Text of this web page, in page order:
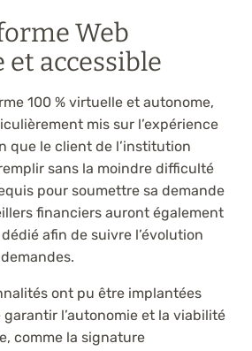
Web
accessible
100 % virtuelle et autonome,
mis sur l’expérience
que le client de l’institution
sans la moindre difficulté
pour soumettre sa demande
financiers auront également
afin de suivre l’évolution
ont pu être implantées
garantir l’autonomie et la viabilité
comme la signature